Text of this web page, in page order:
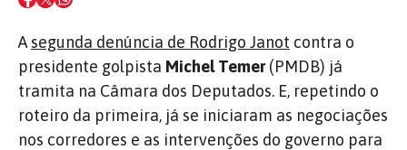
A segunda denúncia de Rodrigo Janot contra o
presidente golpista Michel Temer(PMDB) já
tramita na Câmara dos Deputados. E, repetindo o
roteiro da primeira, já se iniciaram as negociações
nos corredores e as intervenções do governo para